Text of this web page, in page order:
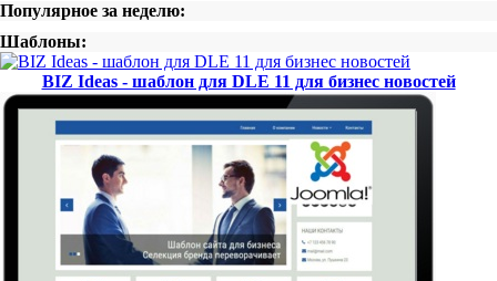
Популярное за неделю:
Шаблоны:
BIZ Ideas - шаблон для DLE 11 для бизнес новостей